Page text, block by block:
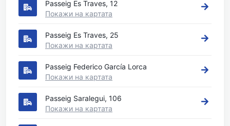
Passeig Es Traves, 12
Покажи на картата
Passeig Es Traves, 25
Покажи на картата
Passeig Federico García Lorca
Покажи на картата
Passeig Saralegui, 106
Покажи на картата